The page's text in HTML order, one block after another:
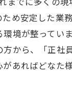
め安定した業
境が整ってい
から、「正社
あればどなた